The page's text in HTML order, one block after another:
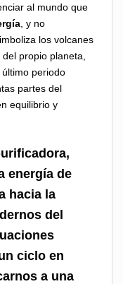
al mundo que
, y no
los volcanes
propio planeta,
periodo
partes del
equilibrio y
energía de
hacia la
del
ciclo en
a una